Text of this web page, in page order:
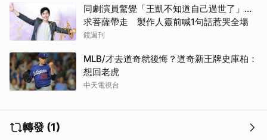
同劇演員驚覺「王凱不知道自己過世了」...
求菩薩帶走 製作人靈前喊1句話惹哭全場
鏡週刊
MLB/才去道奇就後悔？道奇新王牌史庫柏：
想回老虎
中天電視台
轉發 (1)